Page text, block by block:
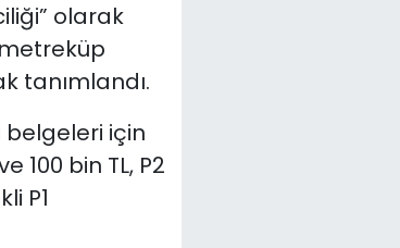
olarak
tanımlandı.
belgeleri için
100 bin TL, P2
P1